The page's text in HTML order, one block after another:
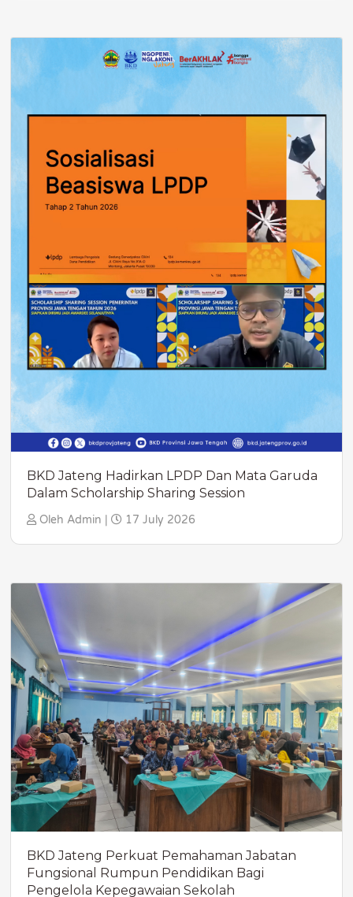
BKD Jateng Hadirkan LPDP Dan Mata Garuda
Dalam Scholarship Sharing Session
Oleh Admin | 17 July 2026
BKD Jateng Perkuat Pemahaman Jabatan
Fungsional Rumpun Pendidikan Bagi
Pengelola Kepegawaian Sekolah